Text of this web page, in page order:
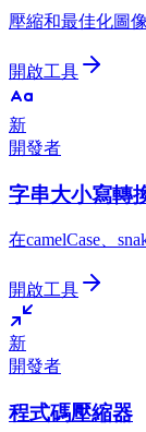
壓縮和最佳化圖像
開啟工具
新
開發者
字串大小寫轉
在camelCase、
開啟工具
新
開發者
程式碼壓縮器